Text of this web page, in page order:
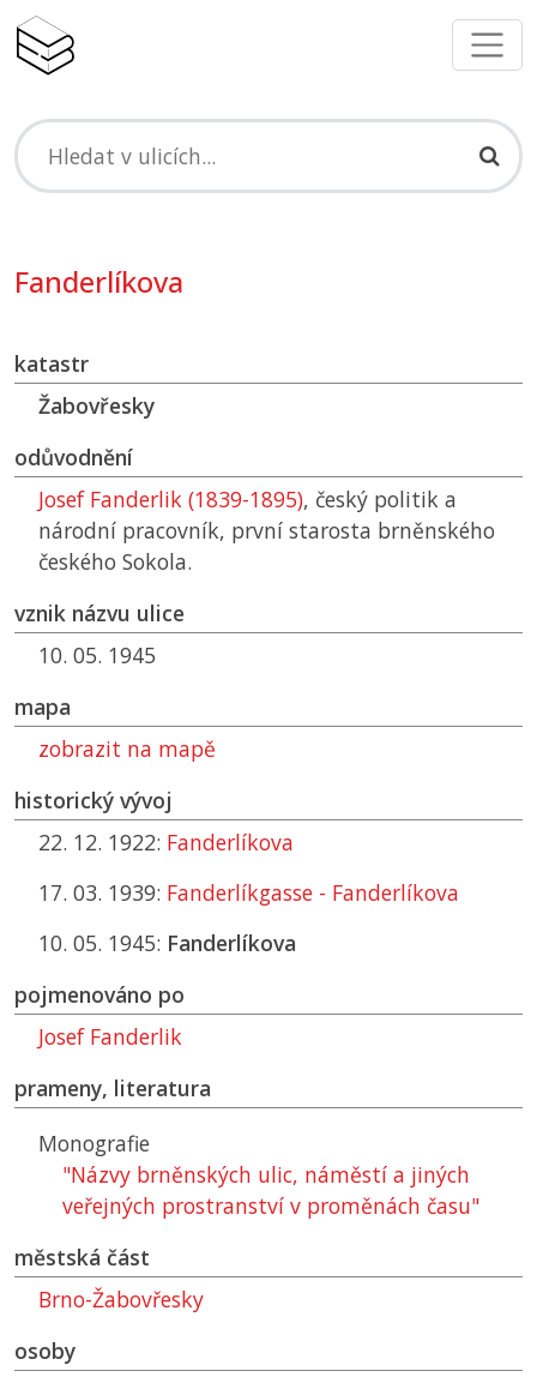
Fanderlíkova
katastr
Žabovřesky
odůvodnění
Josef Fanderlik (1839-1895), český politik a
národní pracovník, první starosta brněnského
českého Sokola.
vznik názvu ulice
10. 05. 1945
mapa
zobrazit na mapě
historický vývoj
22. 12. 1922: Fanderlíkova
17. 03. 1939: Fanderlíkgasse - Fanderlíkova
10. 05. 1945: Fanderlíkova
pojmenováno po
Josef Fanderlik
prameny, literatura
Monografie
"Názvy brněnských ulic, náměstí a jiných
veřejných prostranství v proměnách času"
městská část
Brno-Žabovřesky
osoby